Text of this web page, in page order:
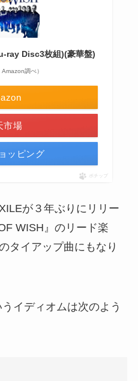
ray Disc3枚組)(豪華盤)
調べ）
市場
ッピング
ポチップ
が３年ぶりにリリー
WISH』のリード楽
タイアップ曲にもなり
イディオムは次のよう